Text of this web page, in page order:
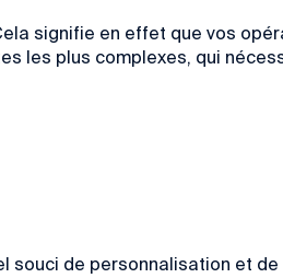
signifie en effet que vos
les plus complexes, qui
souci de personnalisation et de